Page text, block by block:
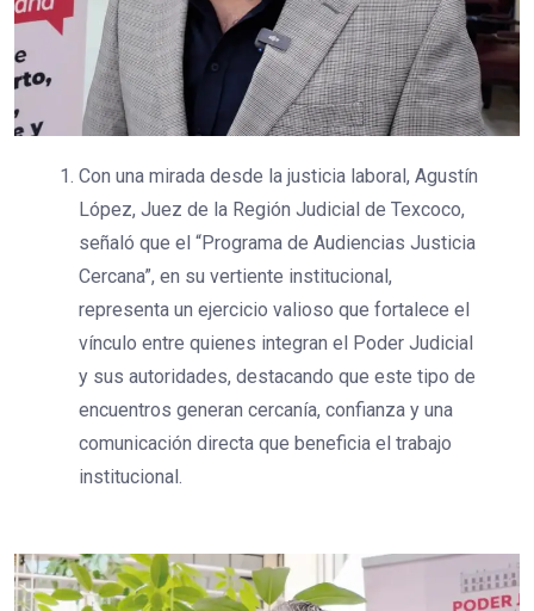
Con una mirada desde la justicia laboral, Agustín
López, Juez de la Región Judicial de Texcoco,
señaló que el “Programa de Audiencias Justicia
Cercana”, en su vertiente institucional,
representa un ejercicio valioso que fortalece el
vínculo entre quienes integran el Poder Judicial
y sus autoridades, destacando que este tipo de
encuentros generan cercanía, confianza y una
comunicación directa que beneficia el trabajo
institucional.